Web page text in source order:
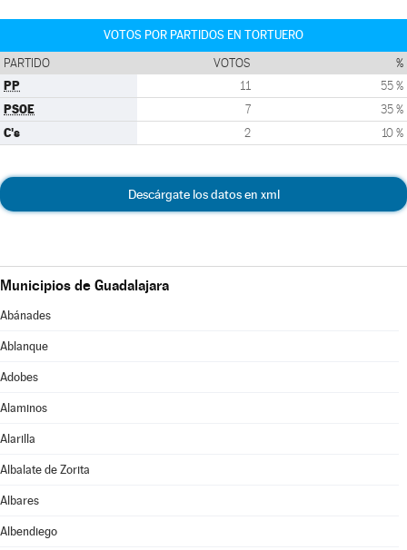
VOTOS POR PARTIDOS EN TORTUERO
PARTIDO VOTOS %
PP 11 55 %
PSOE 7 35 %
C's 2 10 %
Descárgate los datos en xml
Municipios de Guadalajara
Abánades
Ablanque
Adobes
Alaminos
Alarilla
Albalate de Zorita
Albares
Albendiego